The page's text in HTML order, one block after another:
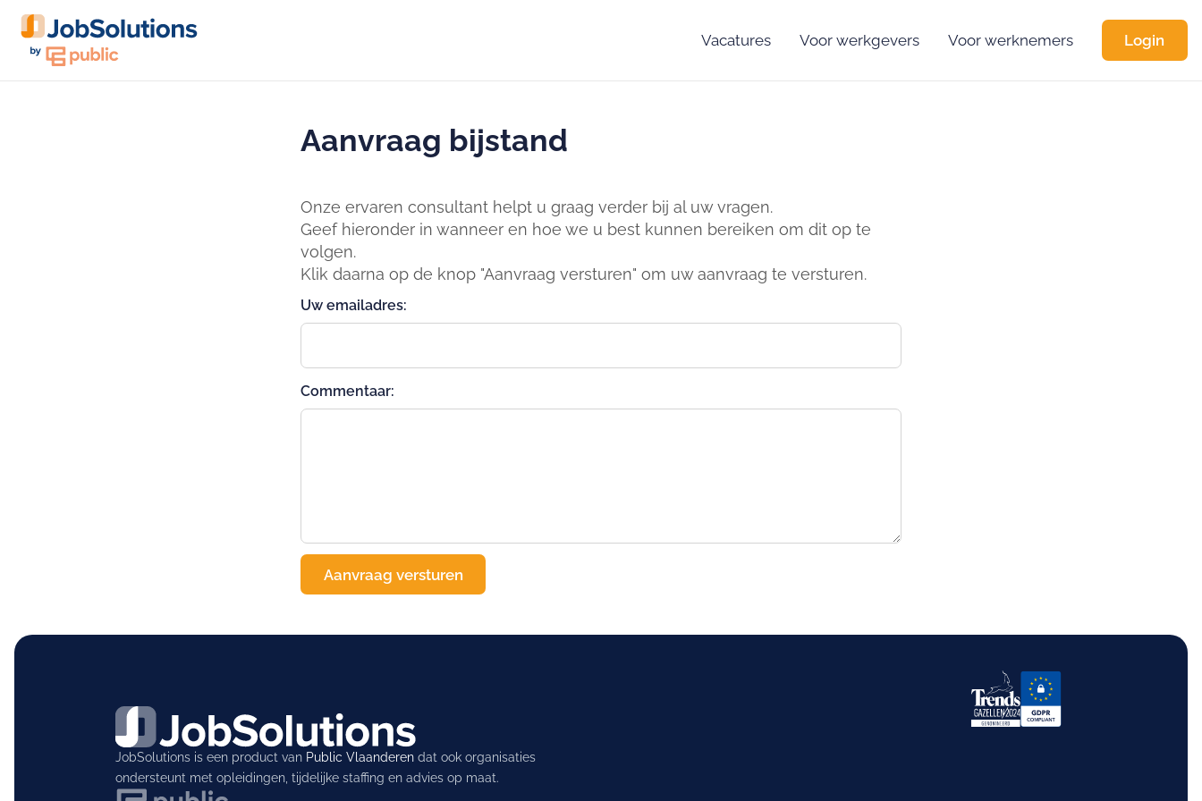
Vacatures Voor werkgevers Voor werknemers Login
Aanvraag bijstand
Onze ervaren consultant helpt u graag verder bij al uw vragen.
Geef hieronder in wanneer en hoe we u best kunnen bereiken om dit op te
volgen.
Klik daarna op de knop "Aanvraag versturen" om uw aanvraag te versturen.
Uw emailadres:
Commentaar:
JobSolutions is een product van Public Vlaanderendat ook organisaties
ondersteunt met opleidingen, tijdelijke staffing en advies op maat.